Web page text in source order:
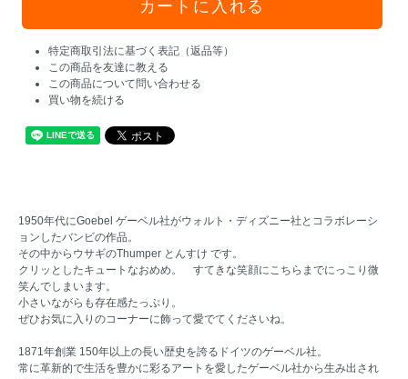
特定商取引法に基づく表記（返品等）
この商品を友達に教える
この商品について問い合わせる
買い物を続ける
1950年代にGoebel ゲーベル社がウォルト・ディズニー社とコラボレーシ
ョンしたバンビの作品。
その中からウサギのThumper とんすけ です。
クリッとしたキュートなおめめ。 すてきな笑顔にこちらまでにっこり微
笑んでしまいます。
小さいながらも存在感たっぷり。
ぜひお気に入りのコーナーに飾って愛でてくださいね。
1871年創業 150年以上の長い歴史を誇るドイツのゲーベル社。
常に革新的で生活を豊かに彩るアートを愛したゲーベル社から生み出され